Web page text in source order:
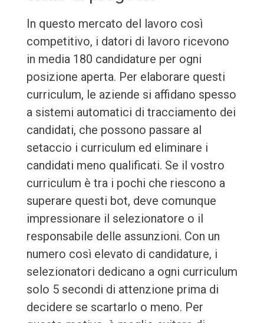
In questo mercato del lavoro così
competitivo, i datori di lavoro ricevono
in media 180 candidature per ogni
posizione aperta. Per elaborare questi
curriculum, le aziende si affidano spesso
a sistemi automatici di tracciamento dei
candidati, che possono passare al
setaccio i curriculum ed eliminare i
candidati meno qualificati. Se il vostro
curriculum è tra i pochi che riescono a
superare questi bot, deve comunque
impressionare il selezionatore o il
responsabile delle assunzioni. Con un
numero così elevato di candidature, i
selezionatori dedicano a ogni curriculum
solo 5 secondi di attenzione prima di
decidere se scartarlo o meno. Per